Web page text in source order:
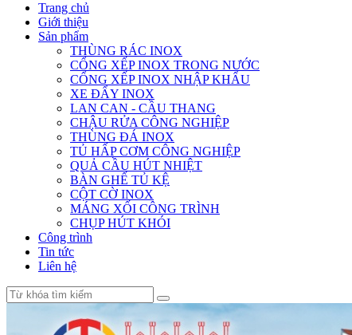
Trang chủ
Giới thiệu
Sản phẩm
THÙNG RÁC INOX
CỔNG XẾP INOX TRONG NƯỚC
CỔNG XẾP INOX NHẬP KHẨU
XE ĐẨY INOX
LAN CAN - CẦU THANG
CHẬU RỬA CÔNG NGHIỆP
THÙNG ĐÁ INOX
TỦ HẤP CƠM CÔNG NGHIỆP
QUẢ CẦU HÚT NHIỆT
BÀN GHẾ TỦ KỆ
CỘT CỜ INOX
MÁNG XỐI CÔNG TRÌNH
CHỤP HÚT KHÓI
Công trình
Tin tức
Liên hệ